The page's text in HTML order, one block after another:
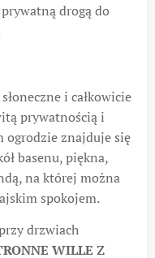
drogą do
słoneczne i całkowicie
prywatnością i
ogrodzie znajduje się
basenu, piękna,
na której można
spokojem.
drzwiach
WILLE Z